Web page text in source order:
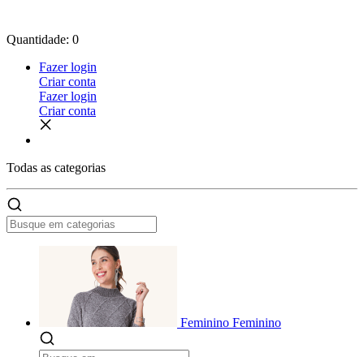
Quantidade: 0
Fazer login
Criar conta
Fazer login
Criar conta
Todas as categorias
Feminino Feminino